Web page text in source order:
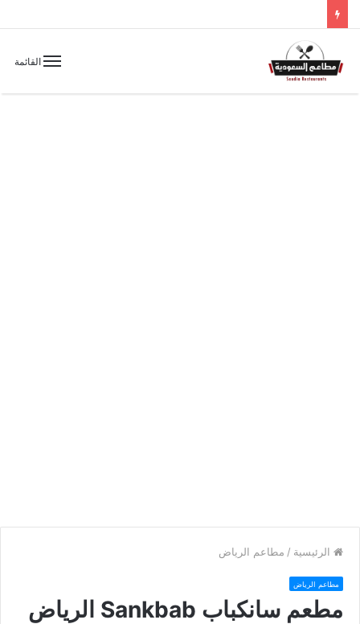
القائمة
الرئيسية / مطاعم الرياض
مطاعم الرياض
مطعم سانكباب Sankbab الرياض